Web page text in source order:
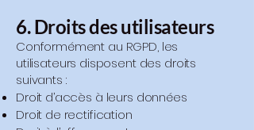
6. Droits des utilisateurs
Conformément au RGPD, les
utilisateurs disposent des droits
suivants :
Droit d’accès à leurs données
Droit de rectification